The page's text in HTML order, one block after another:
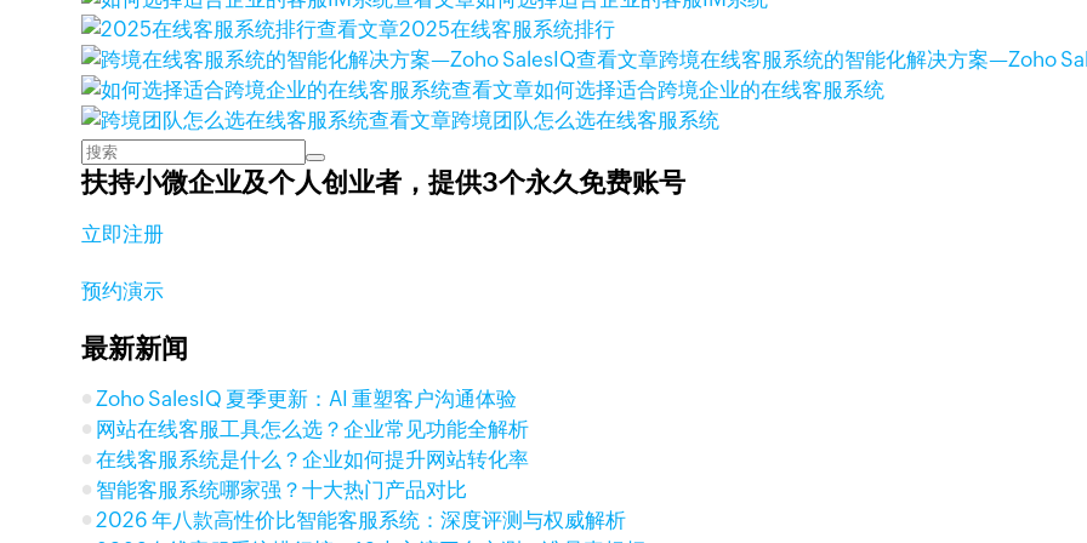
查看文章2025在线客服系统排行
查看文章跨境在线客服系统的智能化解决方案—Zoho
查看文章如何选择适合跨境企业的在线客服系统
查看文章跨境团队怎么选在线客服系统
扶持小微企业及个人创业者，提供3个永久免费账号
立即注册
预约演示
最新新闻
Zoho SalesIQ 夏季更新：AI 重塑客户沟通体验
网站在线客服工具怎么选？企业常见功能全解析
在线客服系统是什么？企业如何提升网站转化率
智能客服系统哪家强？十大热门产品对比
2026 年八款高性价比智能客服系统：深度评测与权威解析